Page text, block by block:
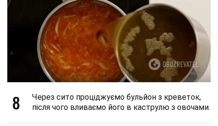
8
Через сито проціджуємо бульйон з креветок,
після чого вливаємо його в каструлю з овочами.